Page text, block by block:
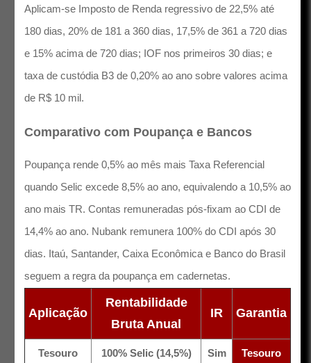
Aplicam-se Imposto de Renda regressivo de 22,5% até
180 dias, 20% de 181 a 360 dias, 17,5% de 361 a 720 dias
e 15% acima de 720 dias; IOF nos primeiros 30 dias; e
taxa de custódia B3 de 0,20% ao ano sobre valores acima
de R$ 10 mil.
Comparativo com Poupança e Bancos
Poupança rende 0,5% ao mês mais Taxa Referencial
quando Selic excede 8,5% ao ano, equivalendo a 10,5% ao
ano mais TR. Contas remuneradas pós-fixam ao CDI de
14,4% ao ano. Nubank remunera 100% do CDI após 30
dias. Itaú, Santander, Caixa Econômica e Banco do Brasil
seguem a regra da poupança em cadernetas.
Aplicação
Rentabilidade
Bruta Anual
IR Garantia
Tesouro 100% Selic (14,5%) Sim Tesouro